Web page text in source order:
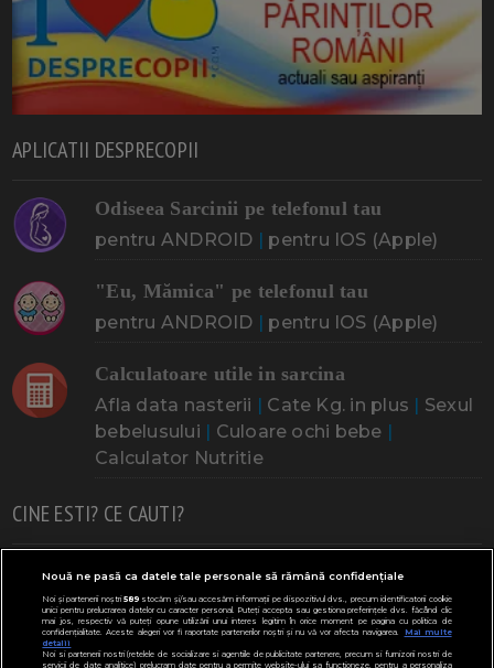
APLICATII DESPRECOPII
Odiseea Sarcinii pe telefonul tau
pentru ANDROID | pentru IOS (Apple)
"Eu, Mămica" pe telefonul tau
pentru ANDROID | pentru IOS (Apple)
Calculatoare utile in sarcina
Afla data nasterii | Cate Kg. in plus | Sexul
bebelusului | Culoare ochi bebe |
Calculator Nutritie
CINE ESTI? CE CAUTI?
Doresc un copil Adoptia Probleme cu sarcina
Urmeaza sa nasc Probleme alaptare Bebe plange
Bebe febra Caut bona Cresa, Gradinta
Nouă ne pasă ca datele tale personale să rămână confidențiale
Noi și partenerii noștri589stocăm și/sau accesăm informații pe dispozitivul dvs., precum identificatorii cookie
unici pentru prelucrarea datelor cu caracter personal. Puteți accepta sau gestiona preferințele dvs. făcând clic
mai jos, respectiv vă puteți opune utilizării unui interes legitim în orice moment pe pagina cu politica de
confidențialitate. Aceste alegeri vor fi raportate partenerilor noștri și nu vă vor afecta navigarea.
Mai multe
detalii
Noi si partenerii nostri (retelele de socializare si agentiile de publicitate partenere, precum si furnizorii nostri de
servicii de date analitice) prelucram date pentru a permite website-ului sa functioneze, pentru a personaliza